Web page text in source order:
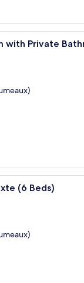
Un
with Private
Un lit
(6 Beds)